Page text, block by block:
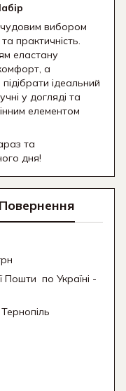
чудовим вибором
практичність.
еластану
а
ідеальний
у догляді та
елементом
та
дня!
Повернення
Пошти по Україні -